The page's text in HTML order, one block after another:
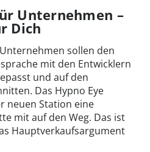
Unternehmen –
Dich
sollen den
mit den Entwicklern
und auf den
Das Hypno Eye
neuen Station eine
mit auf den Weg. Das ist
Hauptverkaufsargument